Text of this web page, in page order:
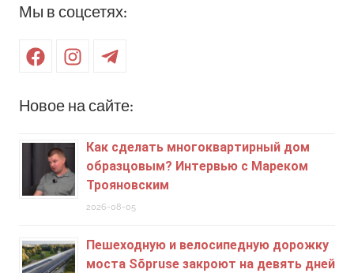
Мы в соцсетях:
FacebookInstagramTelegram
Новое на сайте:
Как сделать многоквартирный дом
образцовым? Интервью с Мареком
Трояновским
2026-08-05
Пешеходную и велосипедную дорожку
моста Sõpruse закроют на девять дней